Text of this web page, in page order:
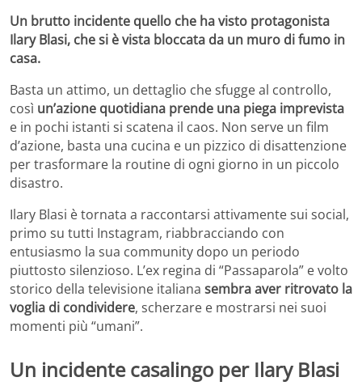
Un brutto incidente quello che ha visto protagonista
Ilary Blasi, che si è vista bloccata da un muro di fumo in
casa.
Basta un attimo, un dettaglio che sfugge al controllo,
così un’azione quotidiana prende una piega imprevista
e in pochi istanti si scatena il caos. Non serve un film
d’azione, basta una cucina e un pizzico di disattenzione
per trasformare la routine di ogni giorno in un piccolo
disastro.
Ilary Blasi è tornata a raccontarsi attivamente sui social,
primo su tutti Instagram, riabbracciando con
entusiasmo la sua community dopo un periodo
piuttosto silenzioso. L’ex regina di “Passaparola” e volto
storico della televisione italiana sembra aver ritrovato la
voglia di condividere, scherzare e mostrarsi nei suoi
momenti più “umani”.
Un incidente casalingo per Ilary Blasi